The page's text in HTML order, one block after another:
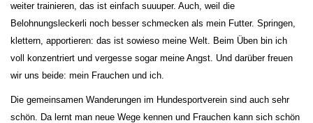
weiter trainieren, das ist einfach suuuper. Auch, weil die
Belohnungsleckerli noch besser schmecken als mein Futter. Springen,
klettern, apportieren: das ist sowieso meine Welt. Beim Üben bin ich
voll konzentriert und vergesse sogar meine Angst. Und darüber freuen
wir uns beide: mein Frauchen und ich.
Die gemeinsamen Wanderungen im Hundesportverein sind auch sehr
schön. Da lernt man neue Wege kennen und Frauchen kann sich schön